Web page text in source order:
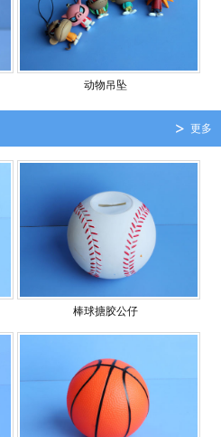
动物吊坠
更多
棒球搪胶公仔